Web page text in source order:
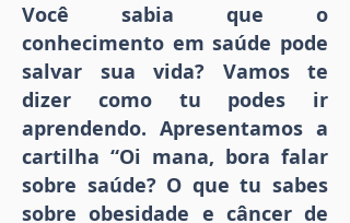
Você sabia que o
conhecimento em saúde pode
salvar sua vida? Vamos te
dizer como tu podes ir
aprendendo. Apresentamos a
cartilha “Oi mana, bora falar
sobre saúde? O que tu sabes
sobre obesidade e câncer de